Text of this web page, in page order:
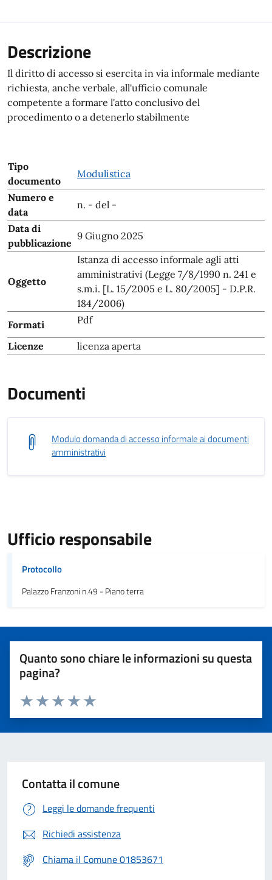
Descrizione
Il diritto di accesso si esercita in via informale mediante
richiesta, anche verbale, all'ufficio comunale
competente a formare l'atto conclusivo del
procedimento o a detenerlo stabilmente
Tipo
documento
Modulistica
Numero e
data
n. - del -
Data di
pubblicazione
9 Giugno 2025
Oggetto
Istanza di accesso informale agli atti
amministrativi (Legge 7/8/1990 n. 241 e
s.m.i. [L. 15/2005 e L. 80/2005] - D.P.R.
184/2006)
Formati
Pdf
Licenze licenza aperta
Documenti
Modulo domanda di accesso informale ai documenti
amministrativi
Ufficio responsabile
Protocollo
Palazzo Franzoni n.49 - Piano terra
Quanto sono chiare le informazioni su questa
pagina?
Valuta 5 stelle su 5
Valuta 4 stelle su 5
Valuta 3 stelle su 5
Valuta 2 stelle su 5
Valuta 1 stelle su 5
Contatta il comune
Leggi le domande frequenti
Richiedi assistenza
Chiama il Comune 01853671